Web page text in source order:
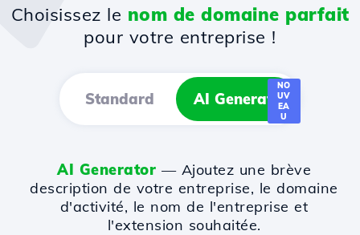
Choisissez le nom de domaine parfait
pour votre entreprise !
Standard AI Generator
NO
UV
EA
U
AI Generator — Ajoutez une brève
description de votre entreprise, le domaine
d'activité, le nom de l'entreprise et
l'extension souhaitée.